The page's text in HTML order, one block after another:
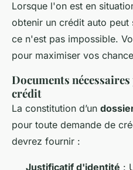
Lorsque l'on est en
obtenir un crédit auto
ce n'est pas impossible.
pour maximiser vos
Documents
crédit
La constitution d’un
pour toute demande de
devrez fournir :
Justificatif d'identité :